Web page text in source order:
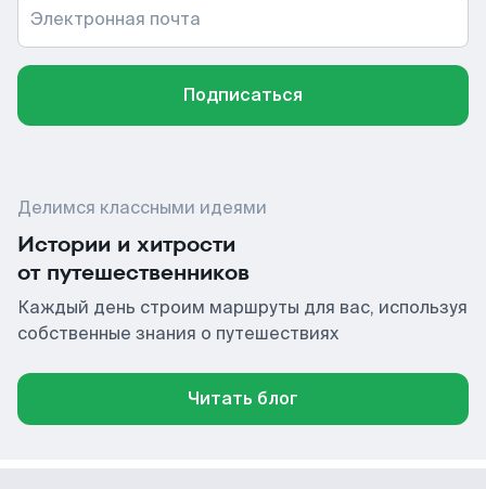
Электронная почта
Подписаться
Делимся классными идеями
Истории и хитрости
от путешественников
Каждый день строим маршруты для вас, используя
собственные знания о путешествиях
Читать блог